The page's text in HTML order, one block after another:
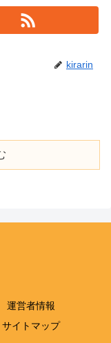
kirarin
運営者情報
サイトマップ